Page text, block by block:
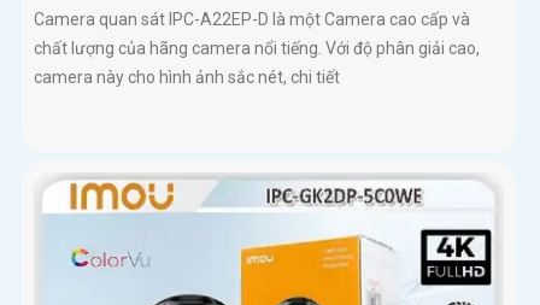
Camera quan sát IPC-A22EP-D là một Camera cao cấp và
chất lượng của hãng camera nổi tiếng. Với độ phân giải cao,
camera này cho hình ảnh sắc nét, chi tiết